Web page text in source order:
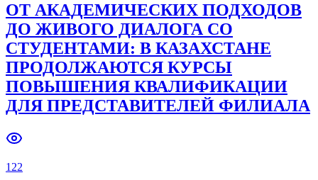
ОТ АКАДЕМИЧЕСКИХ ПОДХОДОВ
ДО ЖИВОГО ДИАЛОГА СО
СТУДЕНТАМИ: В КАЗАХСТАНЕ
ПРОДОЛЖАЮТСЯ КУРСЫ
ПОВЫШЕНИЯ КВАЛИФИКАЦИИ
ДЛЯ ПРЕДСТАВИТЕЛЕЙ ФИЛИАЛА
122